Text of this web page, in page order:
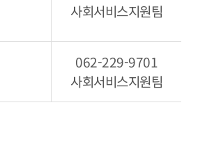
사회서비스지원팀
062-229-9701
사회서비스지원팀